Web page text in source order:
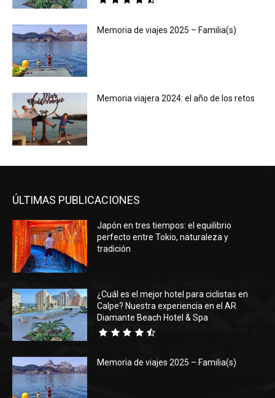
Memoria de viajes 2025 – Familia(s)
Memoria viajera 2024: el año de los retos
ÚLTIMAS PUBLICACIONES
Japón en tres tiempos: el equilibrio
perfecto entre Tokio, naturaleza y
tradición
¿Cuál es el mejor hotel para ciclistas en
Calpe? Nuestra experiencia en el AR
Diamante Beach Hotel & Spa
Memoria de viajes 2025 – Familia(s)